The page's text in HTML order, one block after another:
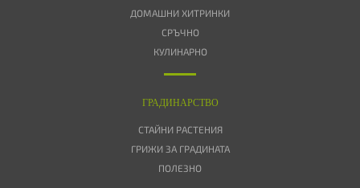
ДОМАШНИ ХИТРИНКИ
СРЪЧНО
КУЛИНАРНО
ГРАДИНАРСТВО
СТАЙНИ РАСТЕНИЯ
ГРИЖИ ЗА ГРАДИНАТА
ПОЛЕЗНО